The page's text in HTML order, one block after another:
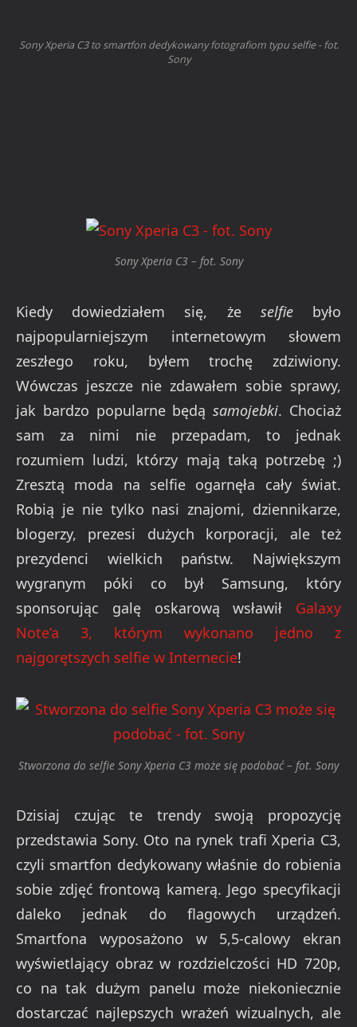
Sony Xperia C3 to smartfon dedykowany fotografiom typu selfie - fot.
Sony
Sony Xperia C3 – fot. Sony
Kiedy dowiedziałem się, że selfie było
najpopularniejszym internetowym słowem
zeszłego roku, byłem trochę zdziwiony.
Wówczas jeszcze nie zdawałem sobie sprawy,
jak bardzo popularne będąsamojebki. Chociaż
sam za nimi nie przepadam, to jednak
rozumiem ludzi, którzy mają taką potrzebę ;)
Zresztą moda na selfie ogarnęła cały świat.
Robią je nie tylko nasi znajomi, dziennikarze,
blogerzy, prezesi dużych korporacji, ale też
prezydenci wielkich państw. Największym
wygranym póki co był Samsung, który
sponsorując galę oskarową wsławił Galaxy
Note’a 3, którym wykonano jedno z
najgorętszych selfie w Internecie!
Stworzona do selfie Sony Xperia C3 może się podobać – fot. Sony
Dzisiaj czując te trendy swoją propozycję
przedstawia Sony. Oto na rynek trafi Xperia C3,
czyli smartfon dedykowany właśnie do robienia
sobie zdjęć frontową kamerą. Jego specyfikacji
daleko jednak do flagowych urządzeń.
Smartfona wyposażono w 5,5-calowy ekran
wyświetlający obraz w rozdzielczości HD 720p,
co na tak dużym panelu może niekoniecznie
dostarczać najlepszych wrażeń wizualnych, ale